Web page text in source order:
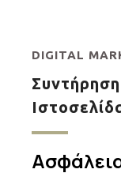
DIGITAL